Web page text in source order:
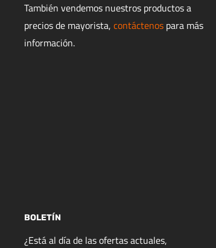
También vendemos nuestros productos a
precios de mayorista, contáctenos para más
información.
BOLETÍN
¿Está al día de las ofertas actuales,